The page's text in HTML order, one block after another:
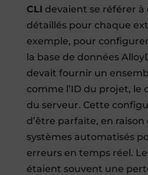
CLI devaient se référer
détaillés pour chaque
exemple, pour
la base de données
devait fournir un
comme l’ID du projet, le
du serveur. Cette
d’être parfaite, en raison
systèmes automatisés
erreurs en temps réel.
étaient souvent une